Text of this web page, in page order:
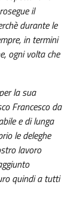
il
durante le
in termini
ogni volta che
la sua
Francesco da
e di lunga
le deleghe
lavoro
quindi a tutti